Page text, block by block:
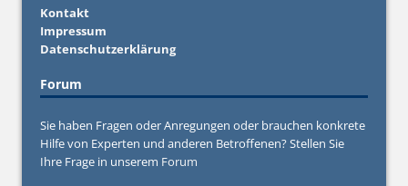
Kontakt
Impressum
Datenschutzerklärung
Forum
Sie haben Fragen oder Anregungen oder brauchen konkrete
Hilfe von Experten und anderen Betroffenen? Stellen Sie
Ihre Frage in unserem Forum